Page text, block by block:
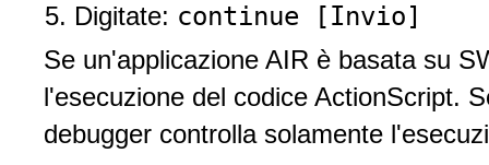
Digitate: continue [Invio]
Se un'applicazione AIR è basata su
l'esecuzione del codice ActionScript.
debugger controlla solamente